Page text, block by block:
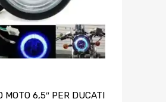
MOTO 6,5″ PER DUCATI